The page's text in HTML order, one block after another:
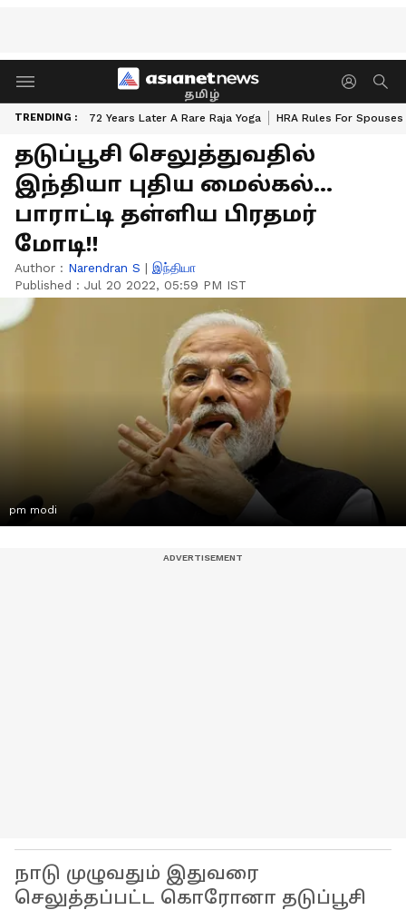
தமிழ்
TRENDING : 72 Years Later A Rare Raja Yoga HRA Rules For Spouses
தடுப்பூசி செலுத்துவதில்
இந்தியா புதிய மைல்கல்...
பாராட்டி தள்ளிய பிரதமர்
மோடி!!
Author : Narendran S | இந்தியா
Published : Jul 20 2022, 05:59 PM IST
pm modi
நாடு முழுவதும் இதுவரை
செலுத்தப்பட்ட கொரோனா தடுப்பூசி